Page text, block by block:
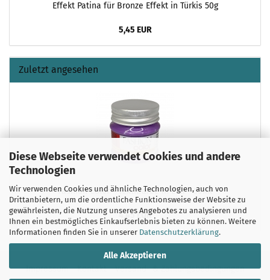
Diese Webseite verwendet Cookies und andere
Technologien
Wir verwenden Cookies und ähnliche Technologien, auch von
Drittanbietern, um die ordentliche Funktionsweise der Website zu
gewährleisten, die Nutzung unseres Angebotes zu analysieren und
Ihnen ein bestmögliches Einkaufserlebnis bieten zu können. Weitere
Informationen finden Sie in unserer Datenschutzerklärung.
Alle Akzeptieren
Effekt Patina für Bronze Effekt in Türkis 50g
5,45 EUR
Zuletzt angesehen
Fashion Color - Textilfarbe in Lila - 50ml
4,45 EUR
Impressum Kontakt Versand- & Zahlungsbedingungen